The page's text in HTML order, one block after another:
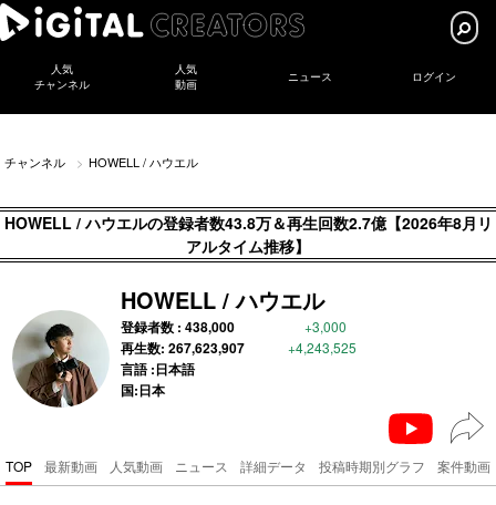
人気
チャンネル
人気
動画
ニュース ログイン
チャンネル HOWELL / ハウエル
HOWELL / ハウエルの登録者数43.8万＆再生回数2.7億【2026年8月リ
アルタイム推移】
HOWELL / ハウエル
登録者数 : 438,000 +3,000
再生数: 267,623,907 +4,243,525
言語 :日本語
国:日本
TOP 最新動画 人気動画 ニュース 詳細データ 投稿時期別グラフ 案件動画